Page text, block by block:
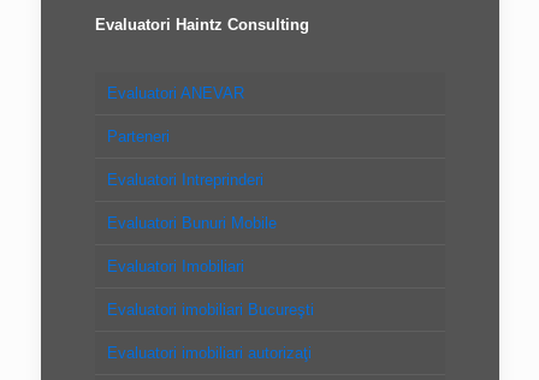
Evaluatori Haintz Consulting
Evaluatori ANEVAR
Parteneri
Evaluatori Intreprinderi
Evaluatori Bunuri Mobile
Evaluatori Imobiliari
Evaluatori imobiliari Bucureşti
Evaluatori imobiliari autorizaţi